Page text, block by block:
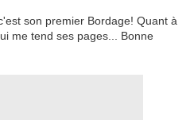
son premier Bordage! Quant à
me tend ses pages... Bonne